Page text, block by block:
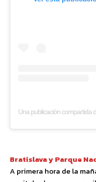
Bratislava y Parque
A primera hora de la